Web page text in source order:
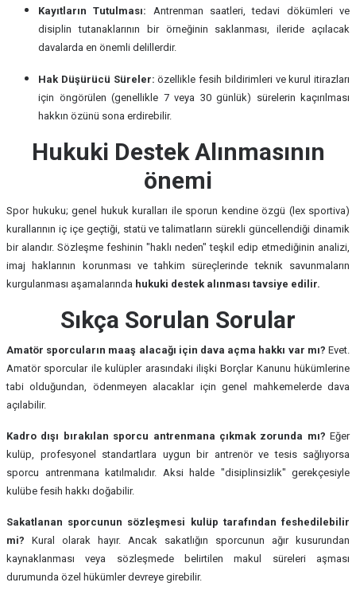
Kayıtların Tutulması: Antrenman saatleri, tedavi dökümleri ve
disiplin tutanaklarının bir örneğinin saklanması, ileride açılacak
davalarda en önemli delillerdir.
Hak Düşürücü Süreler: özellikle fesih bildirimleri ve kurul itirazları
için öngörülen (genellikle 7 veya 30 günlük) sürelerin kaçırılması
hakkın özünü sona erdirebilir.
Hukuki Destek Alınmasının
önemi
Spor hukuku; genel hukuk kuralları ile sporun kendine özgü (lex sportiva)
kurallarının iç içe geçtiği, statü ve talimatların sürekli güncellendiği dinamik
bir alandır. Sözleşme feshinin "haklı neden" teşkil edip etmediğinin analizi,
imaj haklarının korunması ve tahkim süreçlerinde teknik savunmaların
kurgulanması aşamalarında hukuki destek alınması tavsiye edilir.
Sıkça Sorulan Sorular
Amatör sporcuların maaş alacağı için dava açma hakkı var mı? Evet.
Amatör sporcular ile kulüpler arasındaki ilişki Borçlar Kanunu hükümlerine
tabi olduğundan, ödenmeyen alacaklar için genel mahkemelerde dava
açılabilir.
Kadro dışı bırakılan sporcu antrenmana çıkmak zorunda mı? Eğer
kulüp, profesyonel standartlara uygun bir antrenör ve tesis sağlıyorsa
sporcu antrenmana katılmalıdır. Aksi halde "disiplinsizlik" gerekçesiyle
kulübe fesih hakkı doğabilir.
Sakatlanan sporcunun sözleşmesi kulüp tarafından feshedilebilir
mi? Kural olarak hayır. Ancak sakatlığın sporcunun ağır kusurundan
kaynaklanması veya sözleşmede belirtilen makul süreleri aşması
durumunda özel hükümler devreye girebilir.